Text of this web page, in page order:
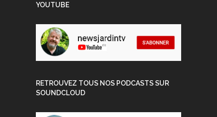
YOUTUBE
RETROUVEZ TOUS NOS PODCASTS SUR
SOUNDCLOUD